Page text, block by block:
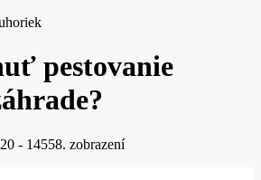
pestovanie
- 14558. zobrazení